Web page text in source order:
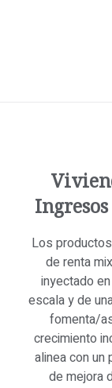
Los
de renta
inyectado
escala y de
fomenta/
crecimiento
alinea con un
de mejora